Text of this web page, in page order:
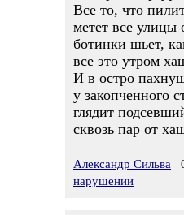
Все то, что
метет все улицы
ботинки шьет,
все это утром
И в остро
у закопченного
глядит
сквозь пар от
Александр Сильва
нарушении